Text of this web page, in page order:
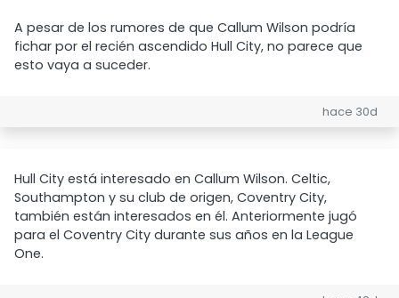
A pesar de los rumores de que Callum Wilson podría
fichar por el recién ascendido Hull City, no parece que
esto vaya a suceder.
hace 30d
Hull City está interesado en Callum Wilson. Celtic,
Southampton y su club de origen, Coventry City,
también están interesados en él. Anteriormente jugó
para el Coventry City durante sus años en la League
One.